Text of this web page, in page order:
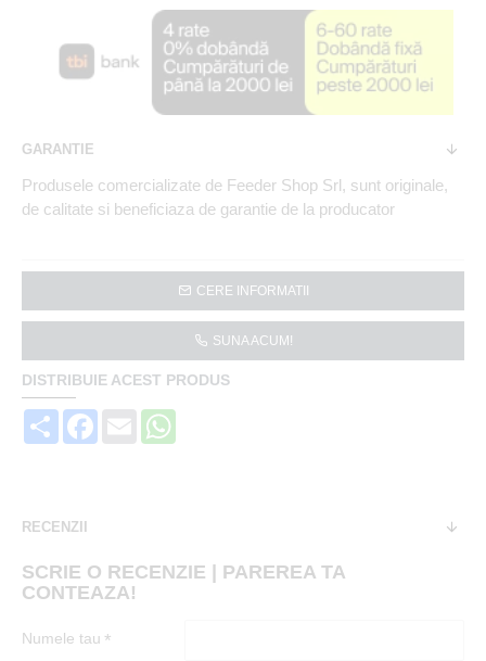
CERE INFORMATII
SUNA ACUM!
DISTRIBUIE ACEST PRODUS
Share Facebook
Email
GARANTIE
Produsele comercializate de Feeder Shop Srl, sunt originale,
de calitate si beneficiaza de garantie de la producator
RECENZII
SCRIE O RECENZIE | PAREREA TA
CONTEAZA!
Numele tau